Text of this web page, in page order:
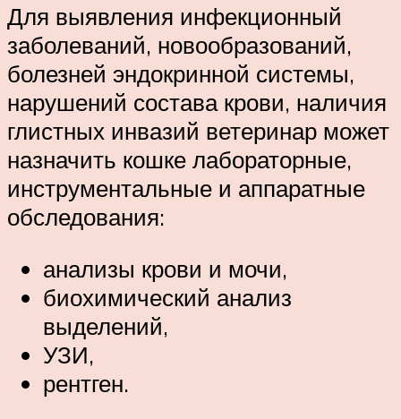
Для выявления инфекционный
заболеваний, новообразований,
болезней эндокринной системы,
нарушений состава крови, наличия
глистных инвазий ветеринар может
назначить кошке лабораторные,
инструментальные и аппаратные
обследования:
анализы крови и мочи,
биохимический анализ
выделений,
УЗИ,
рентген.